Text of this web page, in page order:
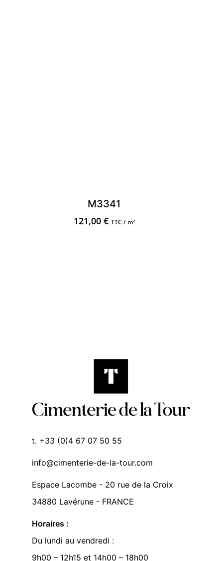
M3341
121,00 € TTC / m²
t. +33 (0)4 67 07 50 55
info@cimenterie-de-la-tour.com
Espace Lacombe - 20 rue de la Croix
34880 Lavérune - FRANCE
Horaires :
Du lundi au vendredi :
9h00 – 12h15 et 14h00 – 18h00